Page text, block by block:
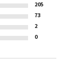
205
73
2
0